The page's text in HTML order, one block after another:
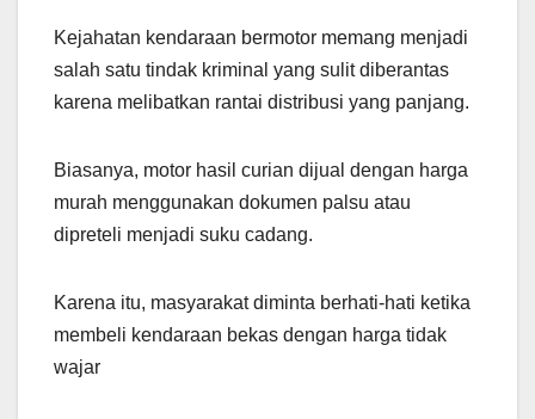
Kejahatan kendaraan bermotor memang menjadi
salah satu tindak kriminal yang sulit diberantas
karena melibatkan rantai distribusi yang panjang.
Biasanya, motor hasil curian dijual dengan harga
murah menggunakan dokumen palsu atau
dipreteli menjadi suku cadang.
Karena itu, masyarakat diminta berhati-hati ketika
membeli kendaraan bekas dengan harga tidak
wajar